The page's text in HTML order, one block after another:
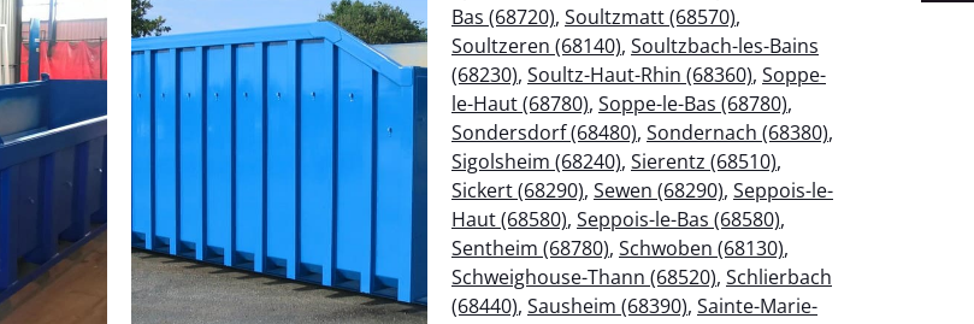
Bas (68720), Soultzmatt (68570),
Soultzeren (68140), Soultzbach-les-Bains
(68230), Soultz-Haut-Rhin (68360), Soppe-
le-Haut (68780), Soppe-le-Bas (68780),
Sondersdorf (68480), Sondernach (68380),
Sigolsheim (68240), Sierentz (68510),
Sickert (68290), Sewen (68290), Seppois-le-
Haut (68580), Seppois-le-Bas (68580),
Sentheim (68780), Schwoben (68130),
Schweighouse-Thann (68520), Schlierbach
(68440), Sausheim (68390), Sainte-Marie-